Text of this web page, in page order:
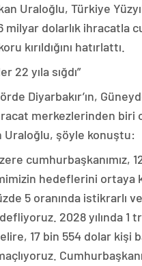
Uraloğlu, Türkiye
milyar dolarlık ihracatla
kırıldığını hatırlattı.
22 yıla sığdı”
Diyarbakır’ın,
merkezlerinden biri
Uraloğlu, şöyle konuştu:
cumhurbaşkanımız,
hedeflerini ortaya
5 oranında istikrarlı
2028 yılında 1
17 bin 554 dolar kişi